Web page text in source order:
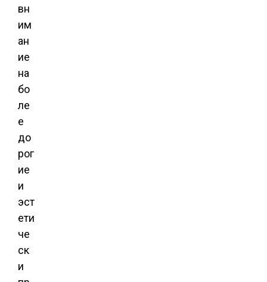
вн
им
ан
ие
на
бо
ле
е
до
рог
ие
и
эст
ети
че
ск
и